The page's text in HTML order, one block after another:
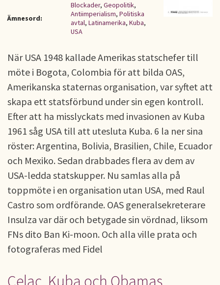
Ämnesord:
Blockader, Geopolitik,
Antiimperialism, Politiska
avtal, Latinamerika, Kuba,
USA
När USA 1948 kallade Amerikas statschefer till
möte i Bogota, Colombia för att bilda OAS,
Amerikanska staternas organisation, var syftet att
skapa ett statsförbund under sin egen kontroll.
Efter att ha misslyckats med invasionen av Kuba
1961 såg USA till att utesluta Kuba. 6 la ner sina
röster: Argentina, Bolivia, Brasilien, Chile, Ecuador
och Mexiko. Sedan drabbades flera av dem av
USA-ledda statskupper. Nu samlas alla på
toppmöte i en organisation utan USA, med Raul
Castro som ordförande. OAS generalsekreterare
Insulza var där och betygade sin vördnad, liksom
FNs dito Ban Ki-moon. Och alla ville prata och
fotograferas med Fidel
Celac, Kuba och Obamas